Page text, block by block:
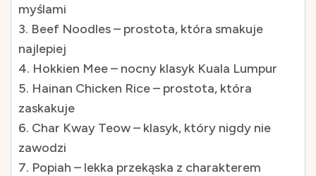
myślami
3. Beef Noodles – prostota, która smakuje
najlepiej
4. Hokkien Mee – nocny klasyk Kuala Lumpur
5. Hainan Chicken Rice – prostota, która
zaskakuje
6. Char Kway Teow – klasyk, który nigdy nie
zawodzi
7. Popiah – lekka przekąska z charakterem